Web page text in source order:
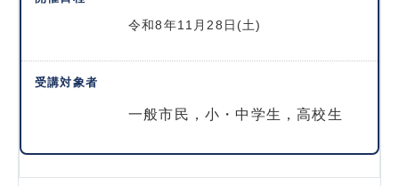
令和8年11月28日(土)
一般市民，小・中学生，高校生